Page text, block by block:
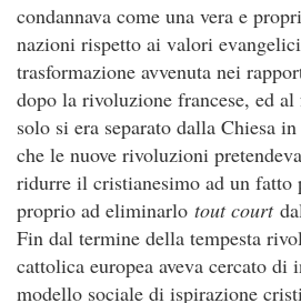
condannava come una vera e
nazioni rispetto ai valori
trasformazione avvenuta nei
dopo la rivoluzione francese, ed
solo si era separato dalla Chiesa
che le nuove rivoluzioni
ridurre il cristianesimo ad un fatto
proprio ad eliminarlo tout court
Fin dal termine della tempesta
cattolica europea aveva cercato di
modello sociale di ispirazione